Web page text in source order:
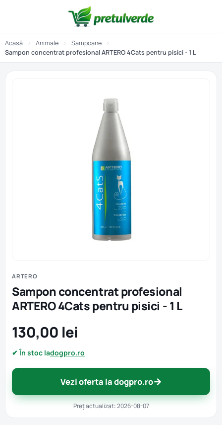
Acasă › Animale › Sampoane
›
Sampon concentrat profesional ARTERO 4Cats pentru pisici - 1 L
ARTERO
Sampon concentrat profesional
ARTERO 4Cats pentru pisici - 1 L
130,00 lei
✔ În stoc ladogpro.ro
Vezi oferta la dogpro.ro→
Preț actualizat: 2026-08-07